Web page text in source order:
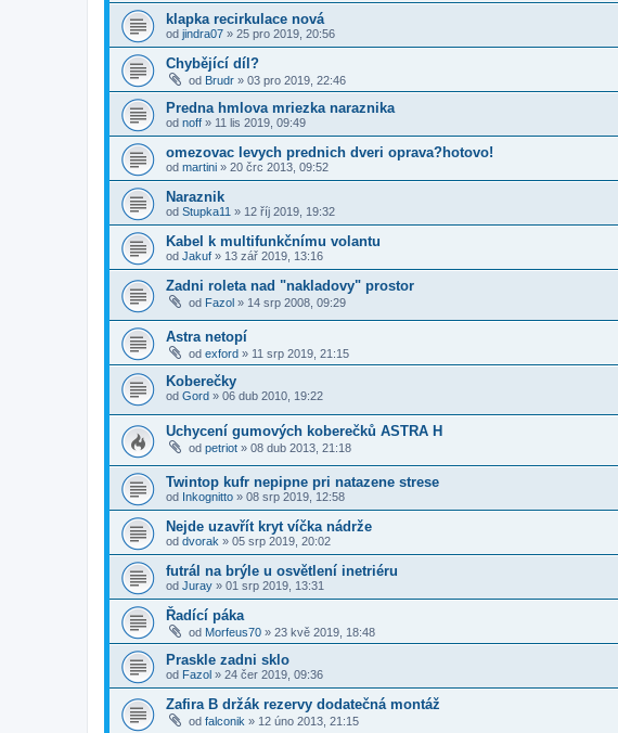
klapka recirkulace nová
od jindra07 » 25 pro 2019, 20:56
Chybějící díl?
od Brudr » 03 pro 2019, 22:46
Predna hmlova mriezka naraznika
od noff » 11 lis 2019, 09:49
omezovac levych prednich dveri oprava?hotovo!
od martini » 20 črc 2013, 09:52
Naraznik
od Stupka11 » 12 říj 2019, 19:32
Kabel k multifunkčnímu volantu
od Jakuf » 13 zář 2019, 13:16
Zadni roleta nad "nakladovy" prostor
od Fazol » 14 srp 2008, 09:29
Astra netopí
od exford » 11 srp 2019, 21:15
Koberečky
od Gord » 06 dub 2010, 19:22
Uchycení gumových koberečků ASTRA H
od petriot » 08 dub 2013, 21:18
Twintop kufr nepipne pri natazene strese
od Inkognitto » 08 srp 2019, 12:58
Nejde uzavřít kryt víčka nádrže
od dvorak » 05 srp 2019, 20:02
futrál na brýle u osvětlení inetriéru
od Juray » 01 srp 2019, 13:31
Řadící páka
od Morfeus70 » 23 kvě 2019, 18:48
Praskle zadni sklo
od Fazol » 24 čer 2019, 09:36
Zafira B držák rezervy dodatečná montáž
od falconik » 12 úno 2013, 21:15